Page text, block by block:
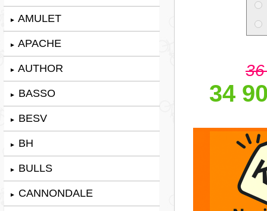
► AMULET
► APACHE
► AUTHOR
► BASSO
► BESV
► BH
► BULLS
► CANNONDALE
34